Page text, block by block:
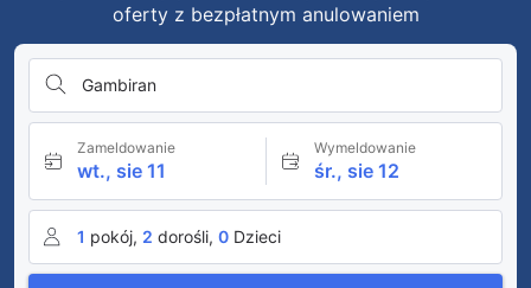
oferty z bezpłatnym anulowaniem
Gambiran
Zameldowanie
wt., sie 11
Wymeldowanie
śr., sie 12
1 pokój, 2 dorośli, 0 Dzieci